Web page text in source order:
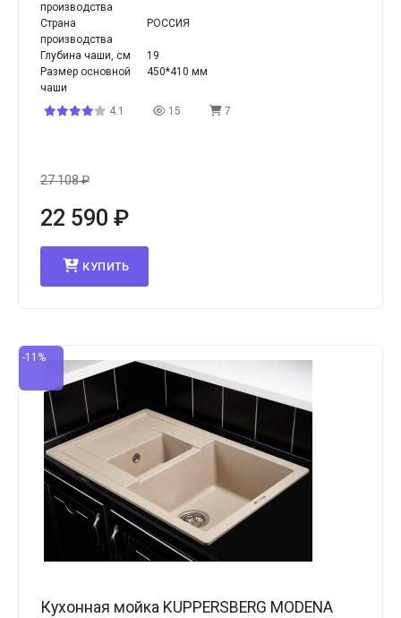
производства
Страна
производства
РОССИЯ
Глубина чаши, см
19
Размер основной
чаши
450*410 мм
4.1 15 7
27 108₽
22 590 ₽
КУПИТЬ
-11%
Кухонная мойка KUPPERSBERG MODENA